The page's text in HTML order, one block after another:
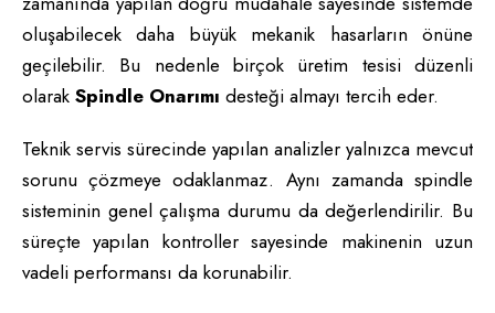
oluşabilecek daha büyük mekanik hasarların önüne
geçilebilir. Bu nedenle birçok üretim tesisi düzenli
olarak Spindle Onarımı desteği almayı tercih eder.
Teknik servis sürecinde yapılan analizler yalnızca mevcut
sorunu çözmeye odaklanmaz. Aynı zamanda spindle
sisteminin genel çalışma durumu da değerlendirilir. Bu
süreçte yapılan kontroller sayesinde makinenin uzun
vadeli performansı da korunabilir.